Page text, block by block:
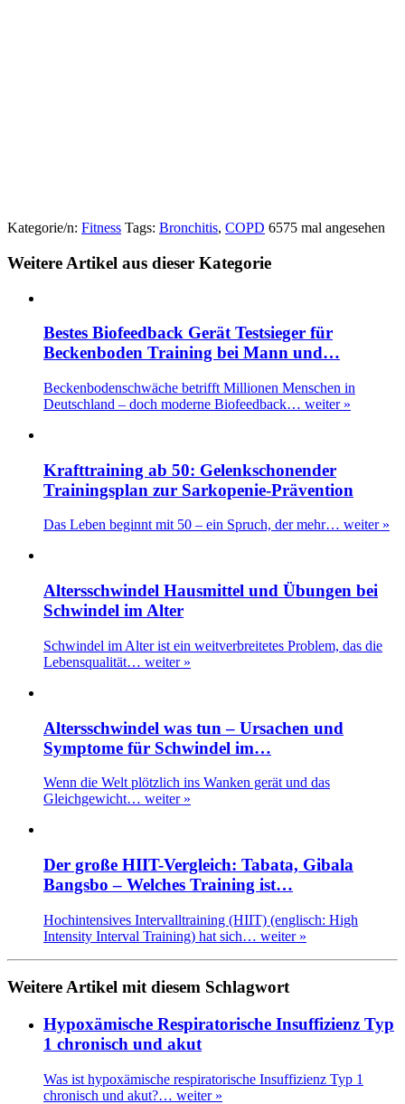
Kategorie/n: Fitness Tags: Bronchitis, COPD 6575 mal angesehen
Weitere Artikel aus dieser Kategorie
Bestes Biofeedback Gerät Testsieger für
Beckenboden Training bei Mann und…
Beckenbodenschwäche betrifft Millionen Menschen in
Deutschland – doch moderne Biofeedback… weiter »
Krafttraining ab 50: Gelenkschonender
Trainingsplan zur Sarkopenie-Prävention
Das Leben beginnt mit 50 – ein Spruch, der mehr… weiter »
Altersschwindel Hausmittel und Übungen bei
Schwindel im Alter
Schwindel im Alter ist ein weitverbreitetes Problem, das die
Lebensqualität… weiter »
Altersschwindel was tun – Ursachen und
Symptome für Schwindel im…
Wenn die Welt plötzlich ins Wanken gerät und das
Gleichgewicht… weiter »
Der große HIIT-Vergleich: Tabata, Gibala
Bangsbo – Welches Training ist…
Hochintensives Intervalltraining (HIIT) (englisch: High
Intensity Interval Training) hat sich… weiter »
Weitere Artikel mit diesem Schlagwort
Hypoxämische Respiratorische Insuffizienz Typ
1 chronisch und akut
Was ist hypoxämische respiratorische Insuffizienz Typ 1
chronisch und akut?… weiter »